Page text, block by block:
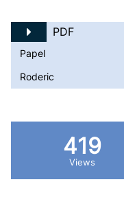
PDF
Papel
Roderic
419
Views